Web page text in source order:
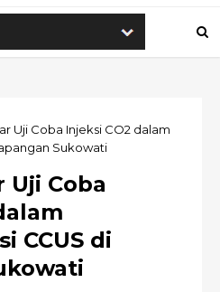
Uji Coba Injeksi CO2 dalam
Sukowati
Uji Coba
CCUS di